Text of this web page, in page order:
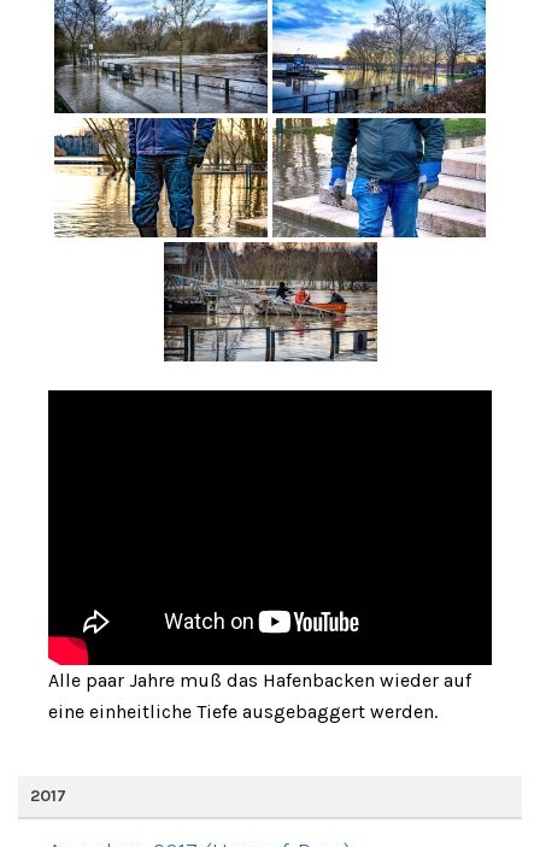
Alle paar Jahre muß das Hafenbacken wieder auf
eine einheitliche Tiefe ausgebaggert werden.
2017